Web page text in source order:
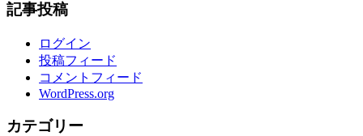
記事投稿
ログイン
投稿フィード
コメントフィード
WordPress.org
カテゴリー